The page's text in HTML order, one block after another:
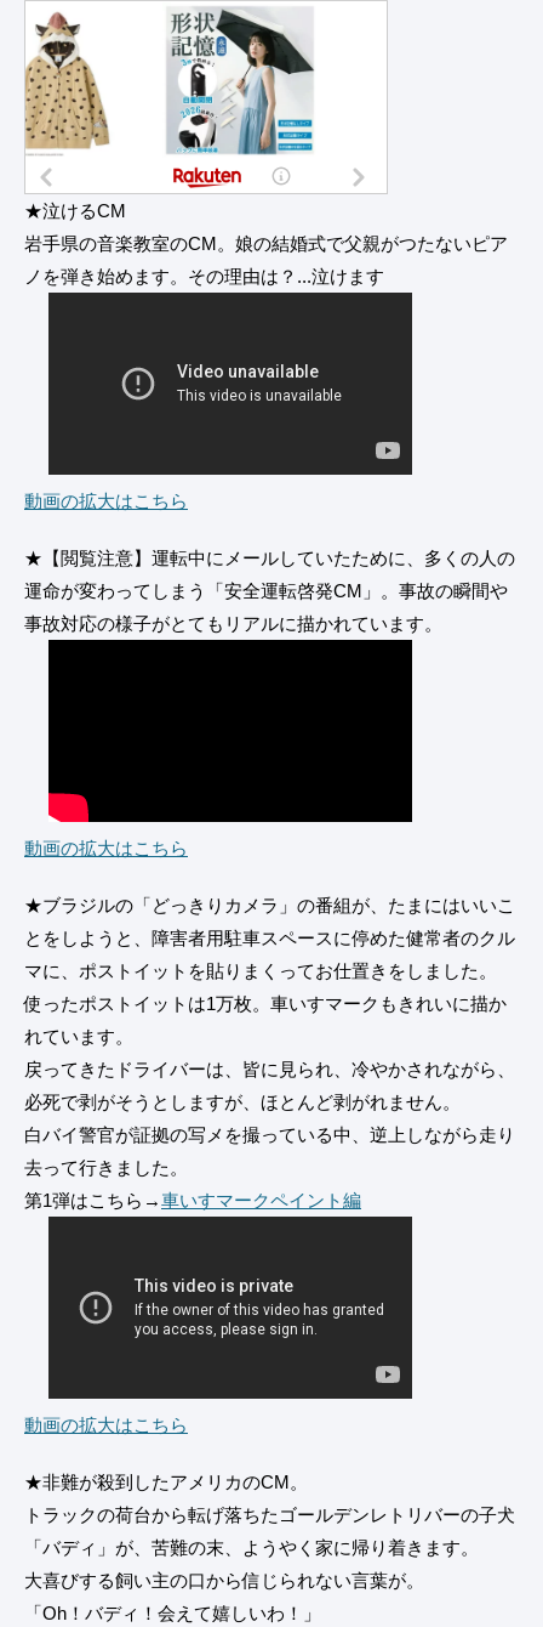
★泣けるCM
岩手県の音楽教室のCM。娘の結婚式で父親がつたないピア
ノを弾き始めます。その理由は？...泣けます
動画の拡大はこちら
★【閲覧注意】運転中にメールしていたために、多くの人の
運命が変わってしまう「安全運転啓発CM」。事故の瞬間や
事故対応の様子がとてもリアルに描かれています。
動画の拡大はこちら
★ブラジルの「どっきりカメラ」の番組が、たまにはいいこ
とをしようと、障害者用駐車スペースに停めた健常者のクル
マに、ポストイットを貼りまくってお仕置きをしました。
使ったポストイットは1万枚。車いすマークもきれいに描か
れています。
戻ってきたドライバーは、皆に見られ、冷やかされながら、
必死で剥がそうとしますが、ほとんど剥がれません。
白バイ警官が証拠の写メを撮っている中、逆上しながら走り
去って行きました。
第1弾はこちら→車いすマークペイント編
動画の拡大はこちら
★非難が殺到したアメリカのCM。
トラックの荷台から転げ落ちたゴールデンレトリバーの子犬
「バディ」が、苦難の末、ようやく家に帰り着きます。
大喜びする飼い主の口から信じられない言葉が。
「Oh！バディ！会えて嬉しいわ！」